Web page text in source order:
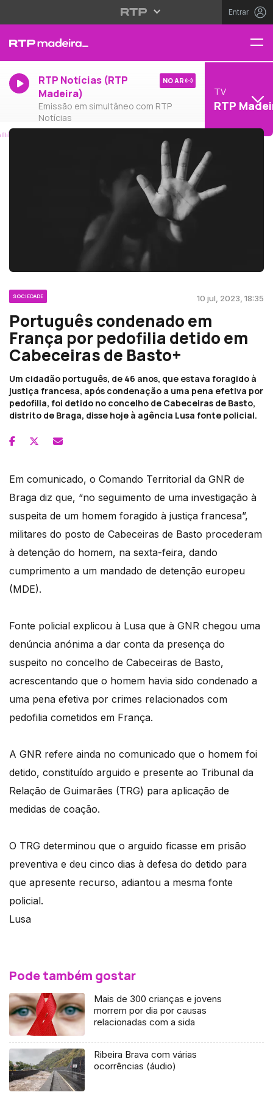
Entrar
RTP Notícias (RTP
Madeira)
Emissão em simultâneo com RTP
Notícias
NO AR
TV
RTP
SOCIEDADE 10 jul, 2023, 18:35
Português condenado em
França por pedofilia detido em
Cabeceiras de Basto+
Um cidadão português, de 46 anos, que estava foragido à
justiça francesa, após condenação a uma pena efetiva por
pedofilia, foi detido no concelho de Cabeceiras de Basto,
distrito de Braga, disse hoje à agência Lusa fonte policial.
Em comunicado, o Comando Territorial da GNR de
Braga diz que, “no seguimento de uma investigação à
suspeita de um homem foragido à justiça francesa”,
militares do posto de Cabeceiras de Basto procederam
à detenção do homem, na sexta-feira, dando
cumprimento a um mandado de detenção europeu
(MDE).
Fonte policial explicou à Lusa que à GNR chegou uma
denúncia anónima a dar conta da presença do
suspeito no concelho de Cabeceiras de Basto,
acrescentando que o homem havia sido condenado a
uma pena efetiva por crimes relacionados com
pedofilia cometidos em França.
A GNR refere ainda no comunicado que o homem foi
detido, constituído arguido e presente ao Tribunal da
Relação de Guimarães (TRG) para aplicação de
medidas de coação.
O TRG determinou que o arguido ficasse em prisão
preventiva e deu cinco dias à defesa do detido para
que apresente recurso, adiantou a mesma fonte
policial.
Lusa
Pode também gostar
Mais de 300 crianças e jovens
morrem por dia por causas
relacionadas com a sida
Ribeira Brava com várias
ocorrências (áudio)